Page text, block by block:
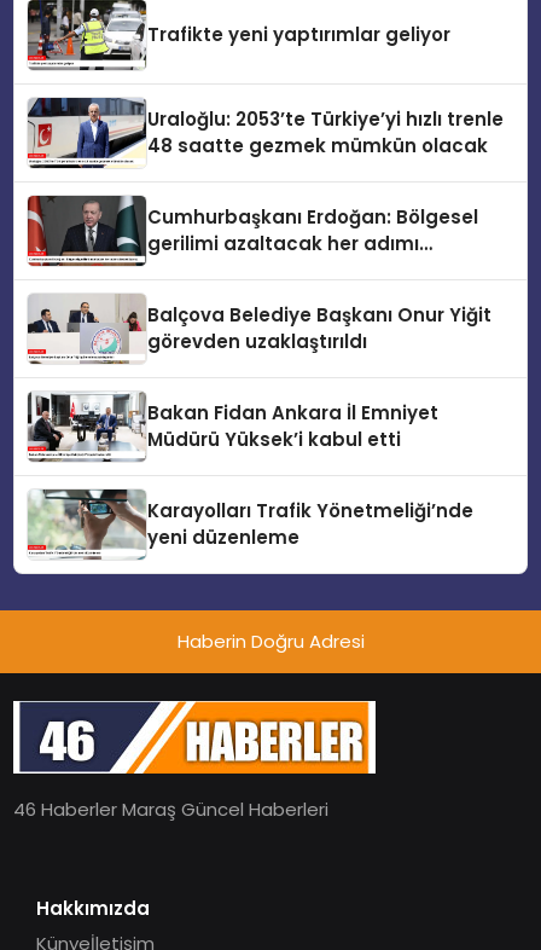
Trafikte yeni yaptırımlar geliyor
Uraloğlu: 2053’te Türkiye’yi hızlı trenle
48 saatte gezmek mümkün olacak
Cumhurbaşkanı Erdoğan: Bölgesel
gerilimi azaltacak her adımı
Balçova Belediye Başkanı Onur Yiğit
görevden uzaklaştırıldı
Bakan Fidan Ankara İl Emniyet
Müdürü Yüksek’i kabul etti
Karayolları Trafik Yönetmeliği’nde
yeni düzenleme
Haberin Doğru Adresi
46 Haberler Maraş Güncel Haberleri
Hakkımızda
Künyeİletişim